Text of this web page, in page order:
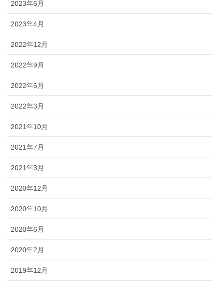
2023年6月
2023年4月
2022年12月
2022年9月
2022年6月
2022年3月
2021年10月
2021年7月
2021年3月
2020年12月
2020年10月
2020年6月
2020年2月
2019年12月